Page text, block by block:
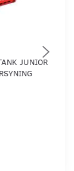
JUNIOR